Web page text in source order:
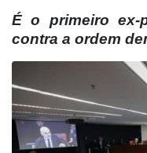
É o primeiro ex-
contra a ordem